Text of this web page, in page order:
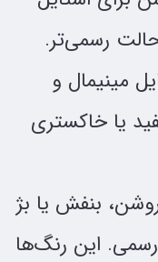
رسمی‌تر.
مینیمال و
یا خاکستری
بنفش یا بژ
این رنگ‌ها